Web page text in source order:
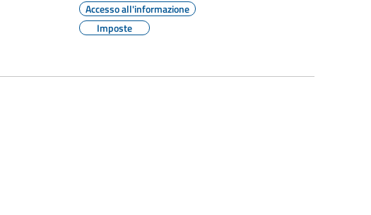
Accesso all'informazione
Imposte